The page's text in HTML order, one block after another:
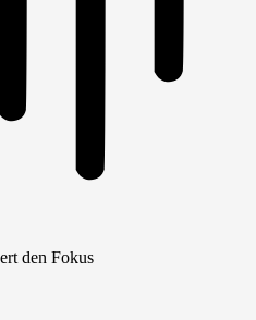
den Fokus